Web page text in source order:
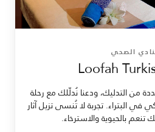
الصحي
Loofah
من التدليك، ودعنا نُدلّلك مع رحلة
في البتراء. تجربة لا تُنسى تزيل آثار
بالحيوية والاسترخاء.